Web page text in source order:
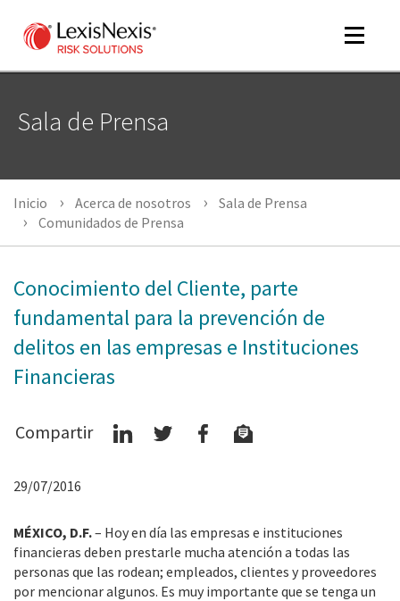
Toggle
Sala de Prensa
Inicio Acerca de nosotros
Sala de Prensa
Comunidados de Prensa
Conocimiento del Cliente, parte
fundamental para la prevención de
delitos en las empresas e Instituciones
Financieras
Compartir
29/07/2016
MÉXICO, D.F.– Hoy en día las empresas e instituciones
financieras deben prestarle mucha atención a todas las
personas que las rodean; empleados, clientes y proveedores
por mencionar algunos. Es muy importante que se tenga un